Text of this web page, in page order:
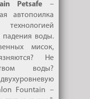
Petsafe –
автопоилка
падения воды.
мисок,
Не
воды?
Fountain –